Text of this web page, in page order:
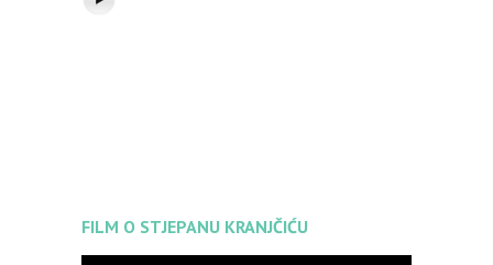
FILM O STJEPANU KRANJČIĆU